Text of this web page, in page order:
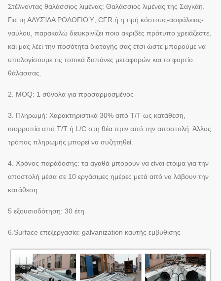
Στέλνοντας θαλάσσιος λιμένας: Θαλάσσιος λιμένας της Σαγκάη.
Για τη ΑΛΥΣΊΔΑ ΡΟΛΟΓΙΟΎ, CFR ή η τιμή κόστους-ασφάλειας-
ναύλου, παρακαλώ διευκρινίζει ποιο ακριβές πρότυπο χρειάζεστε,
και μας λέει την ποσότητα διαταγής σας έτσι ώστε μπορούμε να
υπολογίσουμε τις τοπικά δαπάνες μεταφορών και το φορτίο
θάλασσας.
2. MOQ: 1 σύνολα για προσαρμοσμένος
3. Πληρωμή: Χαρακτηριστικά 30% από T/T ως κατάθεση,
ισορροπία από T/T ή L/C στη θέα πριν από την αποστολή. Άλλος
τρόπος πληρωμής μπορεί να συζητηθεί.
4. Χρόνος παράδοσης: τα αγαθά μπορούν να είναι έτοιμα για την
αποστολή μέσα σε 10 εργάσιμες ημέρες μετά από να λάβουν την
κατάθεση.
5 εξουσιοδότηση: 30 έτη
6.Surface επεξεργασία: galvanization καυτής εμβύθισης